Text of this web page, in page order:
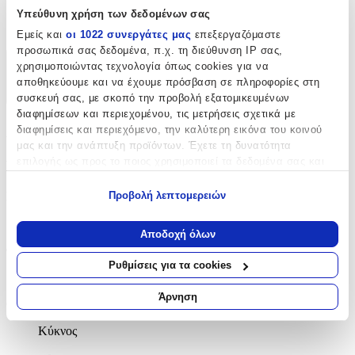
Υπεύθυνη χρήση των δεδομένων σας
Εμείς και οι 1022 συνεργάτες μας επεξεργαζόμαστε
προσωπικά σας δεδομένα, π.χ. τη διεύθυνση IP σας,
χρησιμοποιώντας τεχνολογία όπως cookies για να
αποθηκεύουμε και να έχουμε πρόσβαση σε πληροφορίες στη
συσκευή σας, με σκοπό την προβολή εξατομικευμένων
διαφημίσεων και περιεχομένου, τις μετρήσεις σχετικά με
διαφημίσεις και περιεχόμενο, την καλύτερη εικόνα του κοινού
μας και την ανάπτυξη προϊόντων. Έχετε τη δυνατότητα
Να συλλέξουμε πληροφορίες σχετικά με τη γεωγραφική
σας τοποθεσία, οι οποίες μπορεί να είναι ακριβείς σε
απόσταση μερικών μέτρων
Να αναγνωρίσουμε τη συσκευή σας σαρώνοντας ενεργά
για συγκεκριμένα χαρακτηριστικά (δακτυλικό αποτύπωμα)
Μάθετε περισσότερα σχετικά με τον τρόπο επεξεργασίας των
προσωπικών σας δεδομένων και καθορίστε τις προτιμήσεις σας
ενότητα “Λεπτομέρειες”
Προβολή λεπτομερειών
Αποδοχή όλων
Ρυθμίσεις για τα cookies
Άρνηση
Χαρακτηριστικά
+
Χαρακτηριστικά
Κουτί
Φύλο:
Κορίτσι
Θέμα
Κύκνος